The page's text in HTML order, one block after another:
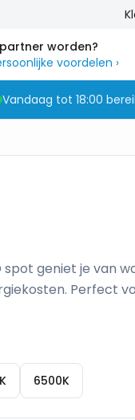
worden?
voordelen ›
Vandaag tot 18:00
spot geniet je van
Perfect
6500K